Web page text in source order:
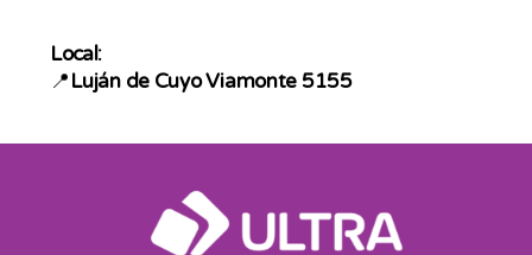
Local:
📍Luján de Cuyo Viamonte 5155